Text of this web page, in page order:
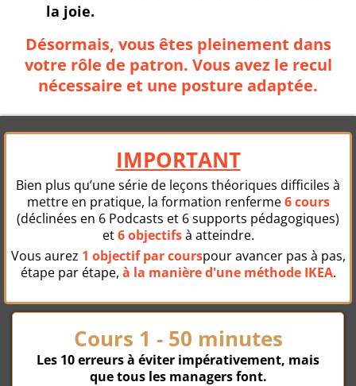
la joie.
Désormais, vous êtes pleinement dans
votre rôle de patron. Vous avez le recul
nécessaire et une posture adaptée.
IMPORTANT
Bien plus qu’une série de leçons théoriques difficiles à
mettre en pratique, la formation renferme6 cours
(déclinées en 6 Podcasts et 6 supports pédagogiques)
et6 objectifsà atteindre.
Vous aurez 1 objectif par courspour avancer pas à pas,
étape par étape, à la manière d'une méthode IKEA.
Cours 1 - 50 minutes
Les 10 erreurs à éviter impérativement, mais
que tous les managers font.